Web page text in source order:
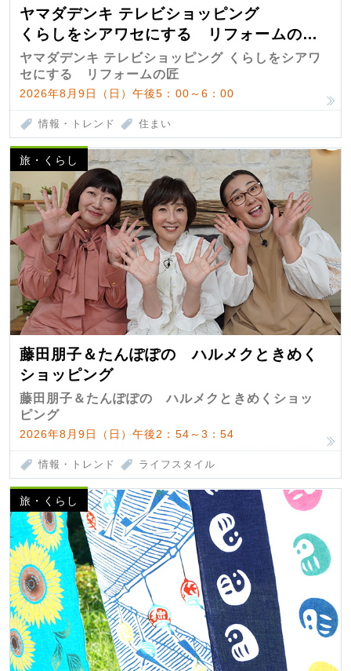
ヤマダデンキ テレビショッピング
くらしをシアワセにする リフォームの
匠 第7弾
ヤマダデンキ テレビショッピング くらしをシアワ
セにする リフォームの匠
2026年8月9日（日）午後5：00～6：00
情報・トレンド 住まい
旅・くらし
藤田朋子＆たんぽぽの ハルメクときめく
ショッピング
藤田朋子＆たんぽぽの ハルメクときめくショッ
ピング
2026年8月9日（日）午後2：54～3：54
情報・トレンド ライフスタイル
旅・くらし